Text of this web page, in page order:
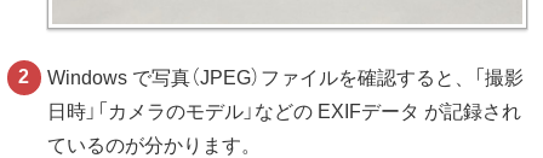
Windows で写真（JPEG）ファイルを確認すると、「撮影
日時」「カメラのモデル」などの EXIFデータ が記録され
ているのが分かります。